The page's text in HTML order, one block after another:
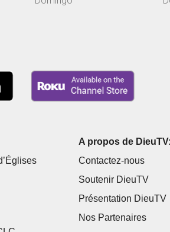
A propos de DieuTV:
Contactez-nous
Soutenir DieuTV
Présentation DieuTV
Nos Partenaires